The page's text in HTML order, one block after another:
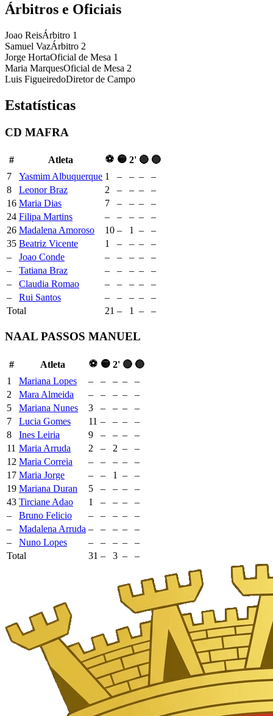
Árbitros e Oficiais
Joao ReisÁrbitro 1
Samuel VazÁrbitro 2
Jorge HortaOficial de Mesa 1
Maria MarquesOficial de Mesa 2
Luis FigueiredoDiretor de Campo
Estatísticas
CD MAFRA
# Atleta ⚽ 🟡 2' 🔴 🔵
7
Yasmim Albuquerque 1 – – –
–
8
Leonor Braz 2 – – –
–
16 Maria Dias 7 – – –
–
24 Filipa Martins – – – –
–
26 Madalena Amoroso 10 – 1 –
–
35 Beatriz Vicente 1 – – –
–
–
Joao Conde – – – –
–
–
Tatiana Braz – – – –
–
–
Claudia Romao – – – –
–
–
Rui Santos – – – –
–
Total
21 – 1 – –
NAAL PASSOS MANUEL
# Atleta ⚽ 🟡 2' 🔴 🔵
1
Mariana Lopes – – – –
–
2
Mara Almeida – – – –
–
5
Mariana Nunes 3 – – –
–
7
Lucia Gomes 11 – – –
–
8
Ines Leiria 9 – – –
–
11 Maria Arruda 2 – 2 –
–
12 Maria Correia – – – –
–
17 Maria Jorge – – 1 –
–
19 Mariana Duran 5 – – –
–
43 Tirciane Adao 1 – – –
–
–
Bruno Felicio – – – –
–
–
Madalena Arruda – – – –
–
–
Nuno Lopes – – – –
–
Total
31 – 3 – –